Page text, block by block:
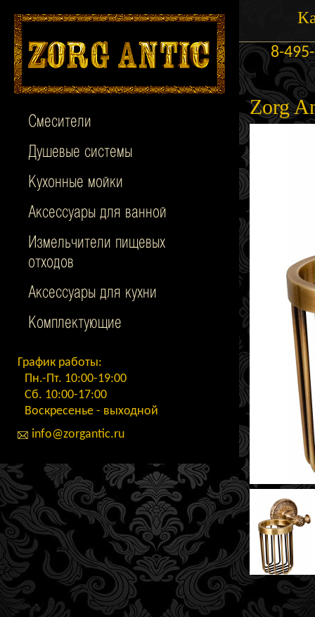
Смесители
Душевые системы
Кухонные мойки
Аксессуары для ванной
Измельчители пищевых
отходов
Аксессуары для кухни
Комплектующие
График работы:
Пн.-Пт. 10:00-19:00
Сб. 10:00-17:00
Воскресенье - выходной
info@zorgantic.ru
8-
Zorg